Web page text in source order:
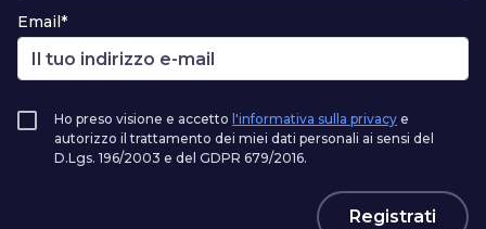
Email*
Ho preso visione e accetto l'informativa sulla privacy e
autorizzo il trattamento dei miei dati personali ai sensi del
D.Lgs. 196/2003 e del GDPR 679/2016.
Registrati